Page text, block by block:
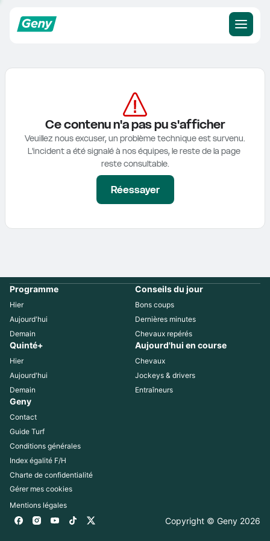
Ce contenu n'a pas pu s'afficher
Veuillez nous excuser, un problème technique est survenu.
L'incident a été signalé à nos équipes, le reste de la page
reste consultable.
Réessayer
Programme
Hier
Aujourd'hui
Demain
Conseils du jour
Bons coups
Dernières minutes
Chevaux repérés
Quinté+
Hier
Aujourd'hui
Demain
Aujourd'hui en course
Chevaux
Jockeys & drivers
Entraîneurs
Geny
Contact
Guide Turf
Conditions générales
Index égalité F/H
Charte de confidentialité
Gérer mes cookies
Mentions légales
Copyright © Geny 2026